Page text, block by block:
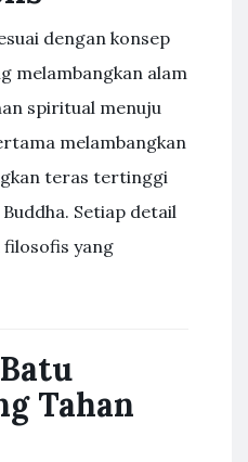
dengan konsep
melambangkan alam
spiritual menuju
melambangkan
teras tertinggi
Setiap detail
filosofis yang
Tahan